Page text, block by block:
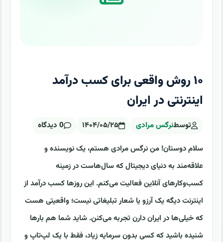
۱۰ روش واقعی برای کسب درآمد
اینترنتی در ایران
توسطنرگس مرادی ۱۴۰۴/۰۵/۲۵ 0 دیدگاه
سلام دوستان! من نرگس مرادی هستم، یک نویسنده و
علاقه‌مند به دنیای دیجیتال که سال‌هاست در زمینه
کسب‌وکارهای آنلاین فعالیت می‌کنم. این روزها کسب درآمد از
اینترنت دیگه یک آرزو یا شعار تبلیغاتی نیست؛ واقعیتی هست
که خیلی‌ها در ایران دارن تجربه می‌کنن. شاید شما هم بارها
شنیده باشید که کسی بدون سرمایه زیاد، فقط با یک لپ‌تاپ و